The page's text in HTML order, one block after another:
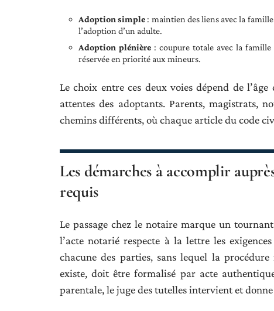
Adoption simple : maintien des liens avec la
l’adoption d’un adulte.
Adoption plénière : coupure totale avec la
réservée en priorité aux mineurs.
Le choix entre ces deux voies dépend de
attentes des adoptants. Parents, magistrats,
chemins différents, où chaque article du code
Les démarches à accomplir
requis
Le passage chez le notaire marque un
l’acte notarié respecte à la lettre les
chacune des parties, sans lequel la
existe, doit être formalisé par acte
parentale, le juge des tutelles intervient et